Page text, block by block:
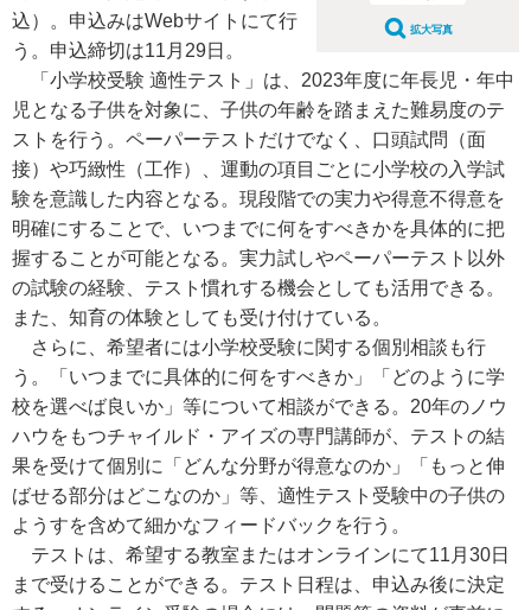
拡大写真
込）。申込みはWebサイトにて行
う。申込締切は11月29日。
「小学校受験 適性テスト」は、2023年度に年長児・年中
児となる子供を対象に、子供の年齢を踏まえた難易度のテ
ストを行う。ペーパーテストだけでなく、口頭試問（面
接）や巧緻性（工作）、運動の項目ごとに小学校の入学試
験を意識した内容となる。現段階での実力や得意不得意を
明確にすることで、いつまでに何をすべきかを具体的に把
握することが可能となる。実力試しやペーパーテスト以外
の試験の経験、テスト慣れする機会としても活用できる。
また、知育の体験としても受け付けている。
さらに、希望者には小学校受験に関する個別相談も行
う。「いつまでに具体的に何をすべきか」「どのように学
校を選べば良いか」等について相談ができる。20年のノウ
ハウをもつチャイルド・アイズの専門講師が、テストの結
果を受けて個別に「どんな分野が得意なのか」「もっと伸
ばせる部分はどこなのか」等、適性テスト受験中の子供の
ようすを含めて細かなフィードバックを行う。
テストは、希望する教室またはオンラインにて11月30日
まで受けることができる。テスト日程は、申込み後に決定